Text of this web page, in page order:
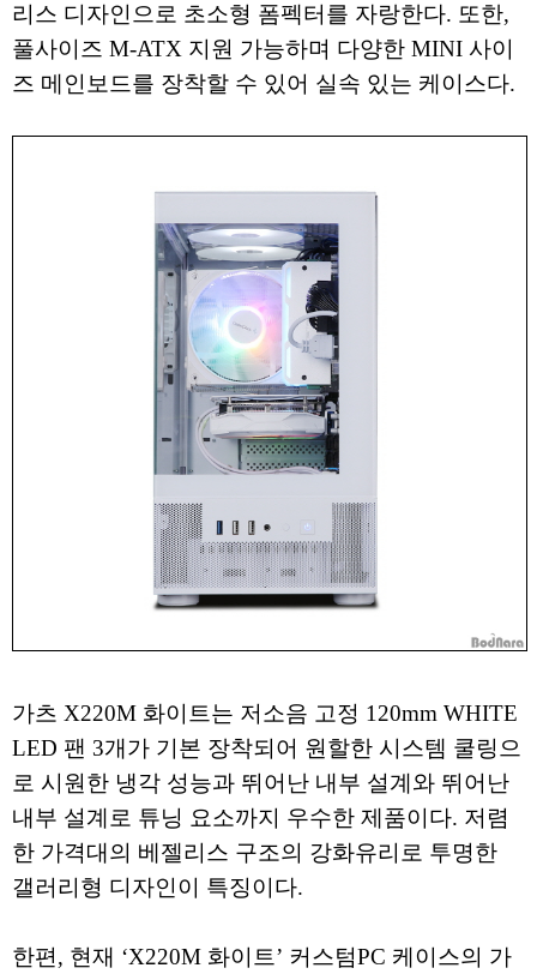
리스 디자인으로 초소형 폼펙터를 자랑한다. 또한,
풀사이즈 M-ATX 지원 가능하며 다양한 MINI 사이
즈 메인보드를 장착할 수 있어 실속 있는 케이스다.
가츠 X220M 화이트는 저소음 고정 120mm WHITE
LED 팬 3개가 기본 장착되어 원할한 시스템 쿨링으
로 시원한 냉각 성능과 뛰어난 내부 설계와 뛰어난
내부 설계로 튜닝 요소까지 우수한 제품이다. 저렴
한 가격대의 베젤리스 구조의 강화유리로 투명한
갤러리형 디자인이 특징이다.
한편, 현재 ‘X220M 화이트’ 커스텀PC 케이스의 가